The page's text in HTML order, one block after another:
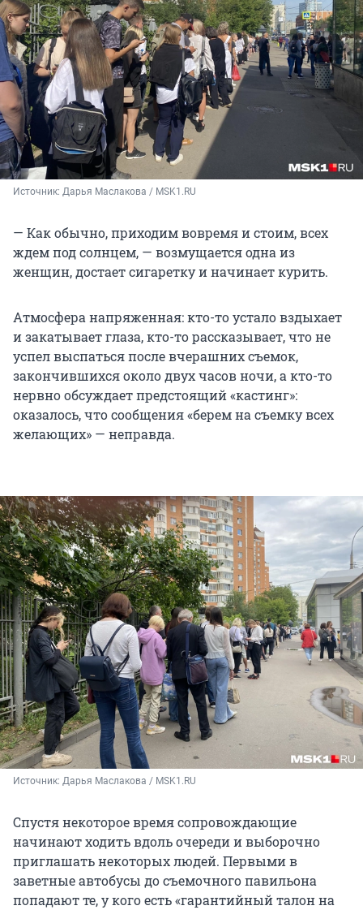
Источник: Дарья Маслакова / MSK1.RU
— Как обычно, приходим вовремя и стоим, всех
ждем под солнцем, — возмущается одна из
женщин, достает сигаретку и начинает курить.
Атмосфера напряженная: кто-то устало вздыхает
и закатывает глаза, кто-то рассказывает, что не
успел выспаться после вчерашних съемок,
закончившихся около двух часов ночи, а кто-то
нервно обсуждает предстоящий «кастинг»:
оказалось, что сообщения «берем на съемку всех
желающих» — неправда.
Источник: Дарья Маслакова / MSK1.RU
Спустя некоторое время сопровождающие
начинают ходить вдоль очереди и выборочно
приглашать некоторых людей. Первыми в
заветные автобусы до съемочного павильона
попадают те, у кого есть «гарантийный талон на